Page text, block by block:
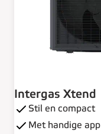
Intergas Xtend
Stil en compact
Met handige app